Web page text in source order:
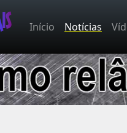
Início Notícias